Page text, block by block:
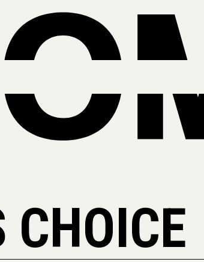
CHOICE